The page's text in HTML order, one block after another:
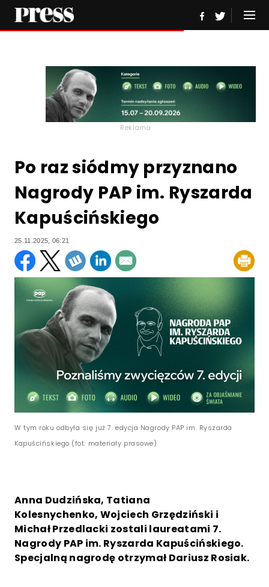
Reklama
Po raz siódmy przyznano
Nagrody PAP im. Ryszarda
Kapuścińskiego
25.11.2025, 06:21
W tym roku odbyła się już 7. edycja Nagrody PAP im. Ryszarda
Kapuścińskiego (fot. materiały prasowe)
Anna Dudzińska, Tatiana
Kolesnychenko, Wojciech Grzędziński i
Michał Przedlacki zostali laureatami 7.
Nagrody PAP im. Ryszarda Kapuścińskiego.
Specjalną nagrodę otrzymał Dariusz Rosiak.